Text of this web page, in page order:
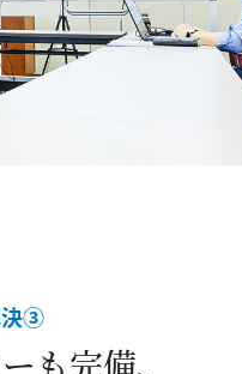
決③
も完備、